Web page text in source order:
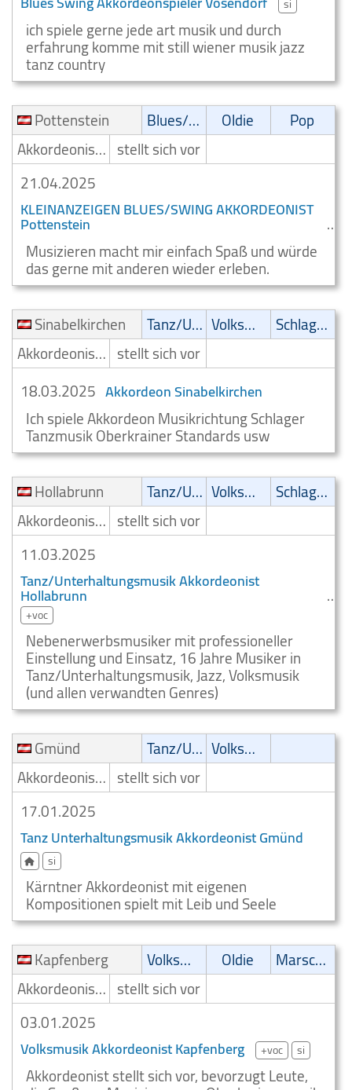
ich spiele gerne jede art musik und durch
erfahrung komme mit still wiener musik jazz
tanz country
Pottenstein
Blues/Swing Oldie
Pop
Akkordeonist/Akkordeonspieler stellt sich vor
21.04.2025
KLEINANZEIGEN BLUES/SWING AKKORDEONIST
Pottenstein
Musizieren macht mir einfach Spaß und würde
das gerne mit anderen wieder erleben.
Sinabelkirchen
Tanz/Unterhaltungsmusik Volksmusik
Schlager
Akkordeonist/Akkordeonspieler stellt sich vor
18.03.2025 Akkordeon Sinabelkirchen
Ich spiele Akkordeon Musikrichtung Schlager
Tanzmusik Oberkrainer Standards usw
Hollabrunn
Tanz/Unterhaltungsmusik Volksmusik
Schlager
Akkordeonist/Akkordeonspieler stellt sich vor
11.03.2025
Tanz/Unterhaltungsmusik Akkordeonist
Hollabrunn
+voc
Nebenerwerbsmusiker mit professioneller
Einstellung und Einsatz, 16 Jahre Musiker in
Tanz/Unterhaltungsmusik, Jazz, Volksmusik
(und allen verwandten Genres)
Gmünd
Tanz/Unterhaltungsmusik
Volksmusik
Akkordeonist/Akkordeonspieler stellt sich vor
17.01.2025
Tanz Unterhaltungsmusik Akkordeonist Gmünd
si
Kärntner Akkordeonist mit eigenen
Kompositionen spielt mit Leib und Seele
Kapfenberg
Volksmusik Oldie
Marsch/Polka
Akkordeonist/Akkordeonspieler stellt sich vor
03.01.2025
Volksmusik Akkordeonist Kapfenberg +voc si
Akkordeonist stellt sich vor, bevorzugt Leute,